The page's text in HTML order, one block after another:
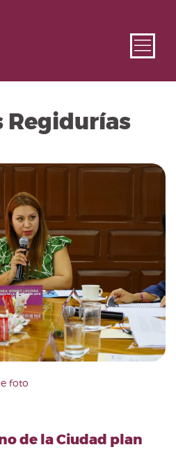
Regidurías
foto
de la Ciudad plan